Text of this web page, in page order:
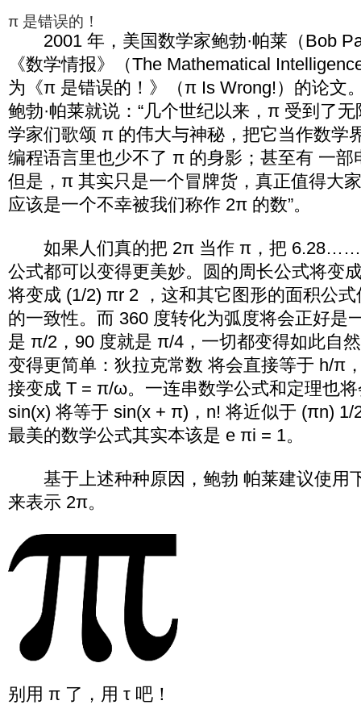
π 是错误的！
2001 年，美国数学家鲍勃·帕莱（Bob
《数学情报》（The Mathematical
为《π 是错误的！》（π Is Wrong!）的论文
鲍勃·帕莱就说：“几个世纪以来，π 受到了
学家们歌颂 π 的伟大与神秘，把它当作数学
编程语言里也少不了 π 的身影；甚至有 一部
但是，π 其实只是一个冒牌货，真正值得大
应该是一个不幸被我们称作 2π 的数”。
如果人们真的把 2π 当作 π，把 6.28……
公式都可以变得更美妙。圆的周长公式将变
将变成 (1/2) πr 2 ，这和其它图形的面积公
的一致性。而 360 度转化为弧度将会正好是
是 π/2，90 度就是 π/4，一切都变得如此自
变得更简单：狄拉克常数 将会直接等于 h/π
接变成 T = π/ω。一连串数学公式和定理也
sin(x) 将等于 sin(x + π)，n! 将近似于 (πn) 1/
最美的数学公式其实本该是 e πi = 1。
基于上述种种原因，鲍勃 帕莱建议使用
来表示 2π。
别用 π 了，用 τ 吧！